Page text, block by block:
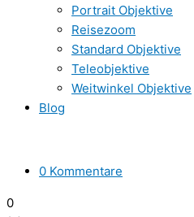
Portrait Objektive
Reisezoom
Standard Objektive
Teleobjektive
Weitwinkel Objektive
Blog
0 Kommentare
0